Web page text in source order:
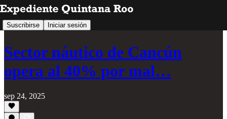
Suscribirse Iniciar sesión
Sector náutico de Cancún
opera al 40% por mal…
sep 24, 2025